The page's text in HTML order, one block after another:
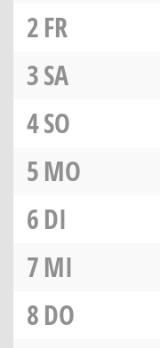
2FR
3SA
4SO
5MO
6DI
7MI
8DO